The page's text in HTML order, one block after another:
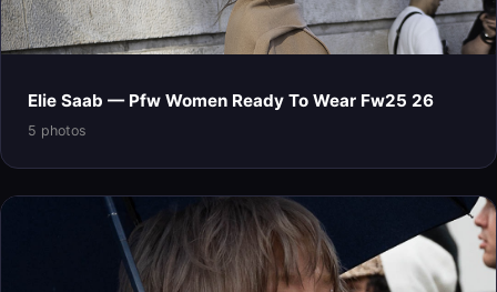
Elie Saab — Pfw Women Ready To Wear Fw25 26
5 photos